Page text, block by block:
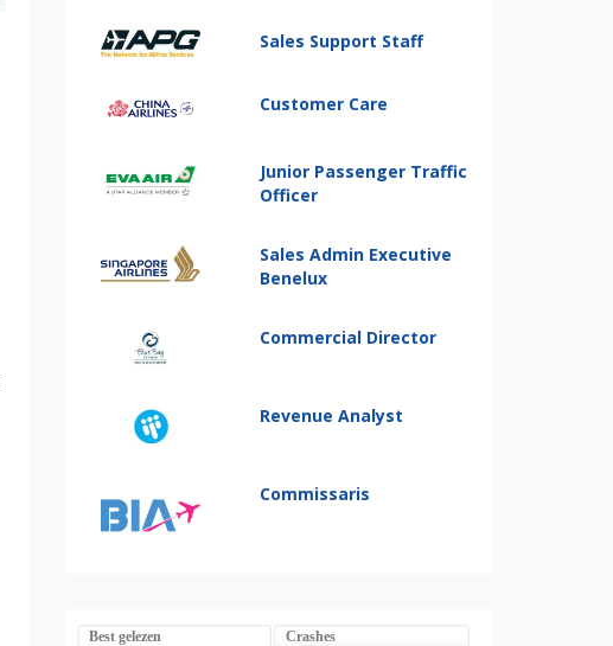
Sales Support Staff
Customer Care
Junior Passenger Traffic
Officer
Sales Admin Executive
Benelux
Commercial Director
Revenue Analyst
Commissaris
Best gelezen Crashes